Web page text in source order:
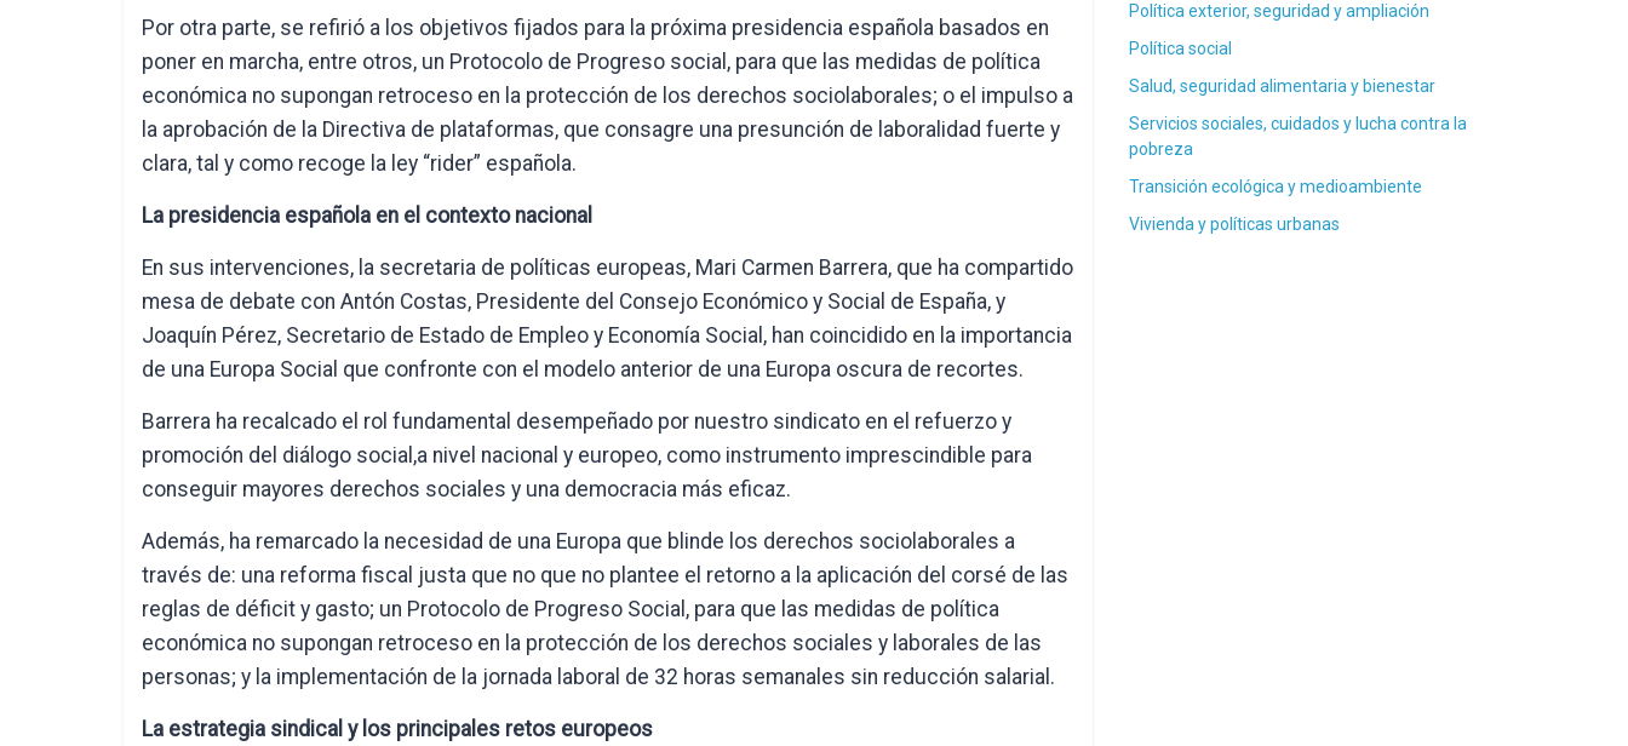
Por otra parte, se refirió a los objetivos fijados para la próxima presidencia española basados en
poner en marcha, entre otros, un Protocolo de Progreso social, para que las medidas de política
económica no supongan retroceso en la protección de los derechos sociolaborales; o el impulso a
la aprobación de la Directiva de plataformas, que consagre una presunción de laboralidad fuerte y
clara, tal y como recoge la ley “rider” española.
La presidencia española en el contexto nacional
En sus intervenciones, la secretaria de políticas europeas, Mari Carmen Barrera, que ha compartido
mesa de debate con Antón Costas, Presidente del Consejo Económico y Social de España, y
Joaquín Pérez, Secretario de Estado de Empleo y Economía Social, han coincidido en la importancia
de una Europa Social que confronte con el modelo anterior de una Europa oscura de recortes.
Barrera ha recalcado el rol fundamental desempeñado por nuestro sindicato en el refuerzo y
promoción del diálogo social,a nivel nacional y europeo, como instrumento imprescindible para
conseguir mayores derechos sociales y una democracia más eficaz.
Además, ha remarcado la necesidad de una Europa que blinde los derechos sociolaborales a
través de: una reforma fiscal justa que no que no plantee el retorno a la aplicación del corsé de las
reglas de déficit y gasto; un Protocolo de Progreso Social, para que las medidas de política
económica no supongan retroceso en la protección de los derechos sociales y laborales de las
personas; y la implementación de la jornada laboral de 32 horas semanales sin reducción salarial.
La estrategia sindical y los principales retos europeos
Política exterior, seguridad y ampliación
Política social
Salud, seguridad alimentaria y bienestar
Servicios sociales, cuidados y lucha contra la
pobreza
Transición ecológica y medioambiente
Vivienda y políticas urbanas